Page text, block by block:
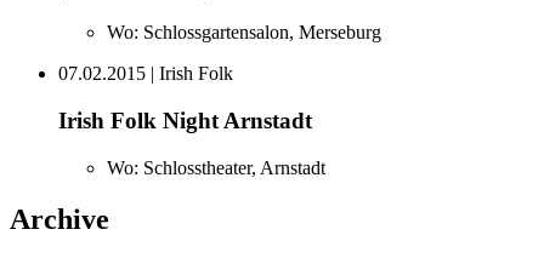
Wo: Schlossgartensalon, Merseburg
07.02.2015 | Irish Folk
Irish Folk Night Arnstadt
Wo: Schlosstheater, Arnstadt
Archive